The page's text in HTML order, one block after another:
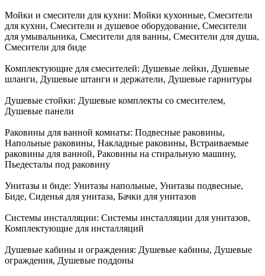
Мойки и смесители для кухни: Мойки кухонные, Смесители
для кухни, Смесители и душевое оборудование, Смесители
для умывальника, Смесители для ванны, Смесители для душа,
Смесители для биде
Комплектующие для смесителей: Душевые лейки, Душевые
шланги, Душевые штанги и держатели, Душевые гарнитуры
Душевые стойки: Душевые комплекты со смесителем,
Душевые панели
Раковины для ванной комнаты: Подвесные раковины,
Напольные раковины, Накладные раковины, Встраиваемые
раковины для ванной, Раковины на стиральную машину,
Пьедесталы под раковину
Унитазы и биде: Унитазы напольные, Унитазы подвесные,
Биде, Сиденья для унитаза, Бачки для унитазов
Системы инсталляции: Системы инсталляции для унитазов,
Комплектующие для инсталляций
Душевые кабины и ограждения: Душевые кабины, Душевые
ограждения, Душевые поддоны